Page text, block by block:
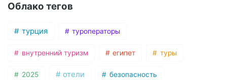
Облако тегов
турция туроператоры
внутренний туризм египет туры
2025 отели безопасность